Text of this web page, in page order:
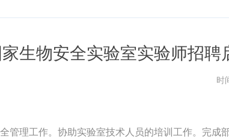
生物安全实验室实验师招聘
时
管理工作。协助实验室技术人员的培训工作。完成